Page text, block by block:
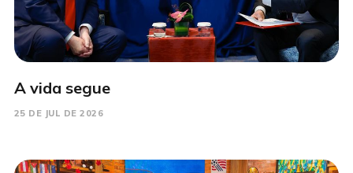
A vida segue
25 DE JUL DE 2026